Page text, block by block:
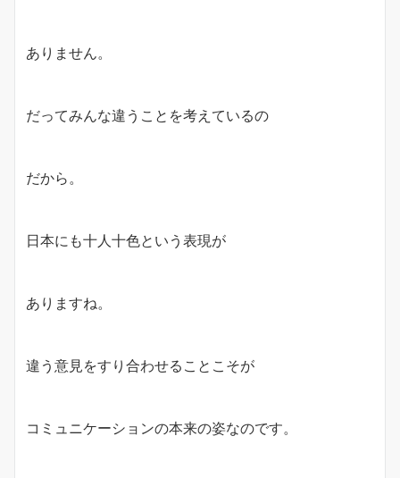
ありません。
だってみんな違うことを考えているの
だから。
日本にも十人十色という表現が
ありますね。
違う意見をすり合わせることこそが
コミュニケーションの本来の姿なのです。